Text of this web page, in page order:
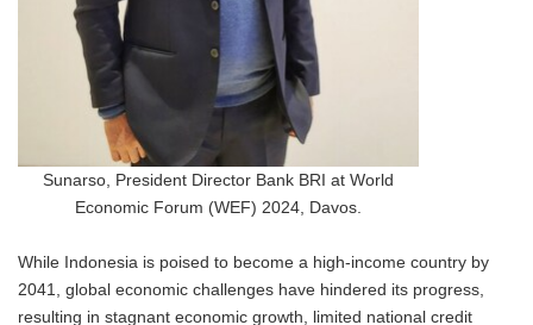
Sunarso, President Director Bank BRI at World
Economic Forum (WEF) 2024, Davos.
While Indonesia is poised to become a high-income country by
2041, global economic challenges have hindered its progress,
resulting in stagnant economic growth, limited national credit